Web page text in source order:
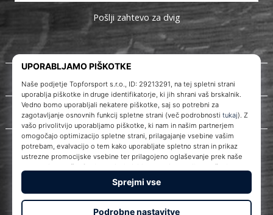
WePlayHandball.si
O nas
Storitve za stranke
Pošlji zahtevo za dvig